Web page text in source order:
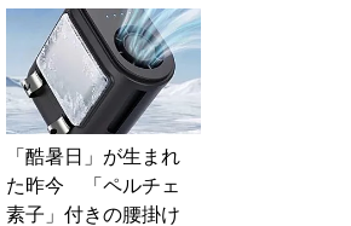
よりも既存ユーザ
ー...
「酷暑日」が生まれ
た昨今 「ペルチェ
素子」付きの腰掛け